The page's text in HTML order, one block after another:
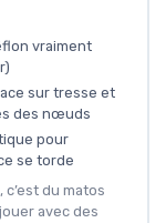
vraiment
sur tresse et
des nœuds
pour
se torde
c’est du matos
avec des